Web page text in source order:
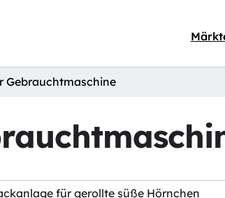
Gebrauchtmaschine